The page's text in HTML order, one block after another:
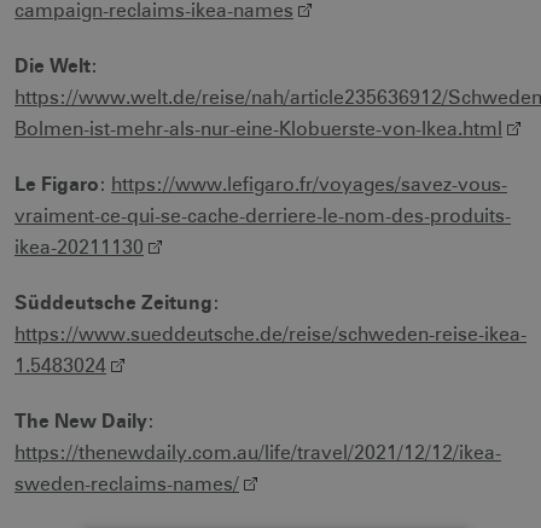
campaign-reclaims-ikea-names
Die Welt:
https://www.welt.de/reise/nah/article235636912/
Bolmen-ist-mehr-als-nur-eine-Klobuerste-von-Ikea.html
Le Figaro: https://www.lefigaro.fr/voyages/savez-vous-
vraiment-ce-qui-se-cache-derriere-le-nom-des-produits-
ikea-20211130
Süddeutsche Zeitung:
https://www.sueddeutsche.de/reise/schweden-reise-ikea-
1.5483024
The New Daily:
https://thenewdaily.com.au/life/travel/2021/12/12/ikea-
sweden-reclaims-names/